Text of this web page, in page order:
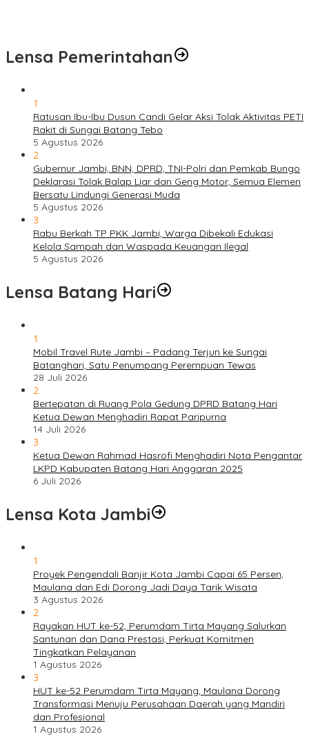
Lensa Pemerintahan
1
Ratusan Ibu-Ibu Dusun Candi Gelar Aksi Tolak Aktivitas PETI
Rakit di Sungai Batang Tebo
5 Agustus 2026
2
Gubernur Jambi, BNN, DPRD, TNI-Polri dan Pemkab Bungo
Deklarasi Tolak Balap Liar dan Geng Motor, Semua Elemen
Bersatu Lindungi Generasi Muda
5 Agustus 2026
3
Rabu Berkah TP PKK Jambi, Warga Dibekali Edukasi
Kelola Sampah dan Waspada Keuangan Ilegal
5 Agustus 2026
Lensa Batang Hari
1
Mobil Travel Rute Jambi – Padang Terjun ke Sungai
Batanghari, Satu Penumpang Perempuan Tewas
28 Juli 2026
2
Bertepatan di Ruang Pola Gedung DPRD Batang Hari
Ketua Dewan Menghadiri Rapat Paripurna
14 Juli 2026
3
Ketua Dewan Rahmad Hasrofi Menghadiri Nota Pengantar
LKPD Kabupaten Batang Hari Anggaran 2025
6 Juli 2026
Lensa Kota Jambi
1
Proyek Pengendali Banjir Kota Jambi Capai 65 Persen,
Maulana dan Edi Dorong Jadi Daya Tarik Wisata
3 Agustus 2026
2
Rayakan HUT ke-52, Perumdam Tirta Mayang Salurkan
Santunan dan Dana Prestasi, Perkuat Komitmen
Tingkatkan Pelayanan
1 Agustus 2026
3
HUT ke-52 Perumdam Tirta Mayang, Maulana Dorong
Transformasi Menuju Perusahaan Daerah yang Mandiri
dan Profesional
1 Agustus 2026